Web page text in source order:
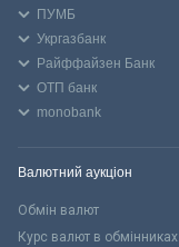
ПУМБ
Укргазбанк
Райффайзен Банк
ОТП банк
monobank
Валютний аукціон
Обмін валют
Курс валют в обмінниках